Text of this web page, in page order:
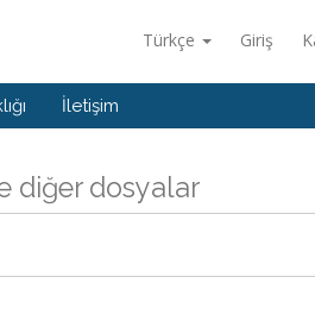
Türkçe Giriş
İletişim
diğer dosyalar